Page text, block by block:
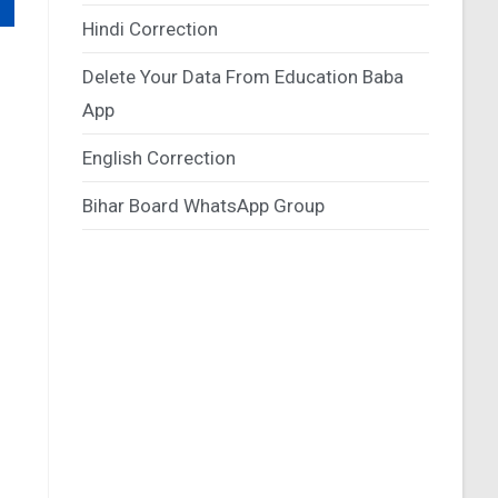
Hindi Correction
Delete Your Data From Education Baba
App
English Correction
Bihar Board WhatsApp Group